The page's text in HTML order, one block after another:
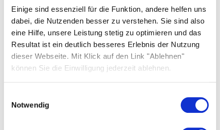
Einige sind essenziell für die Funktion, andere helfen uns
dabei, die Nutzenden besser zu verstehen. Sie sind also
eine Hilfe, unsere Leistung stetig zu optimieren und das
Resultat ist ein deutlich besseres Erlebnis der Nutzung
dieser Webseite. Mit Klick auf den Link "Ablehnen"
können Sie die Einwilligung jederzeit ablehnen.
Notwendig
prüfen und Ihnen eine Rückmeldung zu geben.
Durchsetzungsverfahren
Sollten Sie der Ansicht sein, dass die Anforderungen
an die Barrierefreiheit nicht eingehalten werden,
zufriedenstellende Rückmeldung, können Sie sich an
die zuständige Marktüberwachungsbehörde